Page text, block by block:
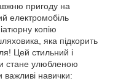
пригоду на
електромобіль
копію
яка підкорить
Цей стильний і
стане улюбленою
навички: